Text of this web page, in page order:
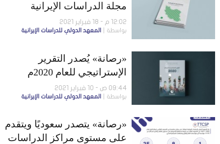
مجلة الدراسات الإيرانية
12:02 م - 18 فبراير 2021
بواسطة المعهد الدولي للدراسات الإيرانية
«رصانة» يُصدر التقرير
الإستراتيجي للعام 2020م
09:44 ص - 10 فبراير 2021
بواسطة المعهد الدولي للدراسات الإيرانية
«رصانة» يتصدر سعوديًا ويتقدم
على مستوى مراكز الدراسات